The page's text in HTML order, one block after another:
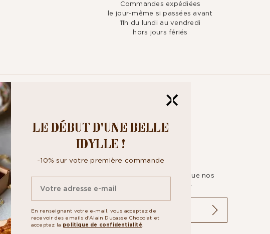
Commandes expédiées
le jour-même si passées avant
11h du lundi au vendredi
hors jours fériés
LE DÉBUT D'UNE BELLE
IDYLLE !
-10% sur votre première commande
En renseignant votre e-mail, vous acceptez de
recevoir des emails d'Alain Ducasse Chocolat et
acceptez la politique de confidentialité
NOTRE
newsletter pour recevoir toute notre actualité ainsi que nos
vous acceptez la
politique de confidentialité.